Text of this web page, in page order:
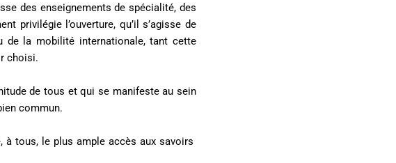
des enseignements de spécialité, des
privilégie l’ouverture, qu’il s’agisse de
de la mobilité internationale, tant cette
choisi.
de tous et qui se manifeste au sein
commun.
à tous, le plus ample accès aux savoirs